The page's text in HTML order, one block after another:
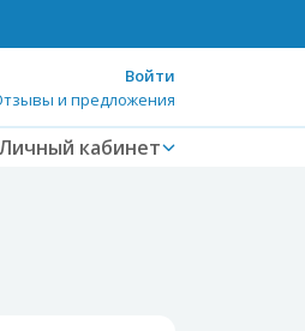
Войти
и предложения
Личный кабинет